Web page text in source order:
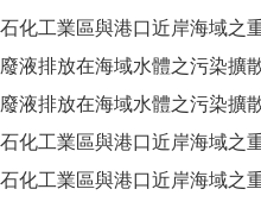
化工業區與港口近岸海域
液排放在海域水體之污染擴
液排放在海域水體之污染擴
化工業區與港口近岸海域
化工業區與港口近岸海域